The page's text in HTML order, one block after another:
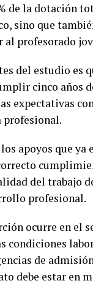
de la dotación
sino que
al profesorado
del estudio es
cinco años
expectativas
profesional.
apoyos que ya
del trabajo
profesional.
ocurre en el
condiciones
de
debe estar en